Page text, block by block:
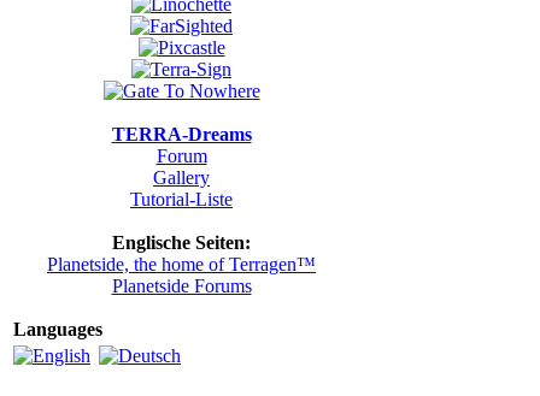
TERRA-Dreams
Forum
Gallery
Tutorial-Liste
Englische Seiten:
Planetside, the home of Terragen™
Planetside Forums
Languages